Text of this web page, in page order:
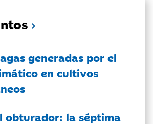
generadas por el
en cultivos
obturador: la séptima